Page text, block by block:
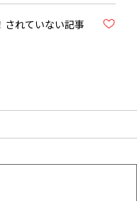
されていない記事